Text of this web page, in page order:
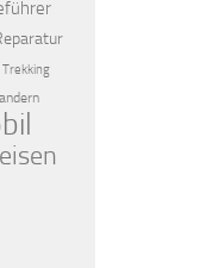
Trekking